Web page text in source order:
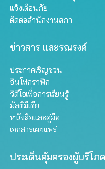
แจ้งเตือนภัย
ติดต่อสำนักงานสภา
ข่าวสาร และรณรงค์
ประกาศเชิญชวน
อินโฟกราฟิก
วิดีโอเพื่อการเรียนรู้
มัลติมีเดีย
หนังสือและคู่มือ
เอกสารเผยแพร่
ประเด็นคุ้มครองผู้บริโภค